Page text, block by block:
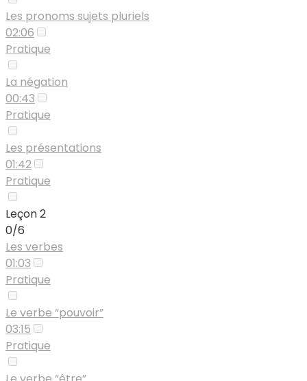
Les pronoms sujets pluriels
02:06
Pratique
La négation
00:43
Pratique
Les présentations
01:42
Pratique
Leçon 2
0/6
Les verbes
01:03
Pratique
Le verbe “pouvoir”
03:15
Pratique